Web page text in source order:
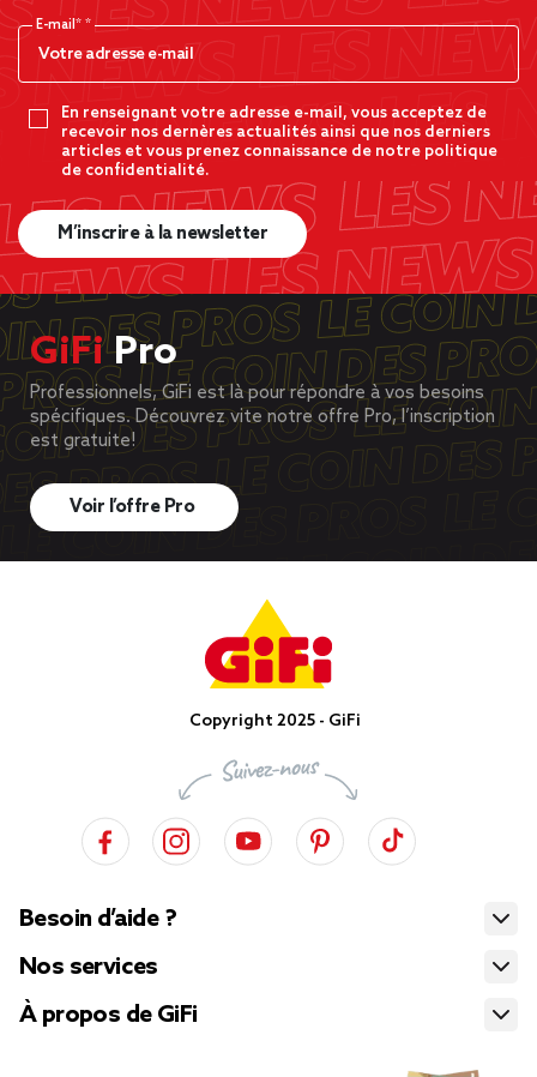
E-mail*
En renseignant votre adresse e-mail, vous acceptez de
recevoir nos dernères actualités ainsi que nos derniers
articles et vous prenez connaissance de notre politique
de confidentialité.
M’inscrire à la newsletter
GiFiPro
Professionnels, GiFi est là pour répondre à vos besoins
spécifiques. Découvrez vite notre offre Pro, l’inscription
est gratuite!
Voir l’offre Pro
Copyright 2025 - GiFi
Besoin d’aide ?
Nos services
À propos de GiFi